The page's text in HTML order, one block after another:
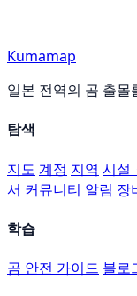
Kumamap
일본 전역의 곰 출몰
탐색
지도 계정 지역 시설
서 커뮤니티 알림 장
학습
곰 안전 가이드 블로